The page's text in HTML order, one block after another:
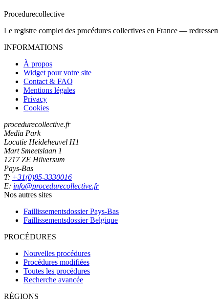
Procedurecollective
Le registre complet des procédures collectives en France —
INFORMATIONS
À propos
Widget pour votre site
Contact & FAQ
Mentions légales
Privacy
Cookies
procedurecollective.fr
Media Park
Locatie Heideheuvel H1
Mart Smeetslaan 1
1217 ZE Hilversum
Pays-Bas
T: +31(0)85-3330016
E: info@procedurecollective.fr
Nos autres sites
Faillissementsdossier Pays-Bas
Faillissementsdossier Belgique
PROCÉDURES
Nouvelles procédures
Procédures modifiées
Toutes les procédures
Recherche avancée
RÉGIONS